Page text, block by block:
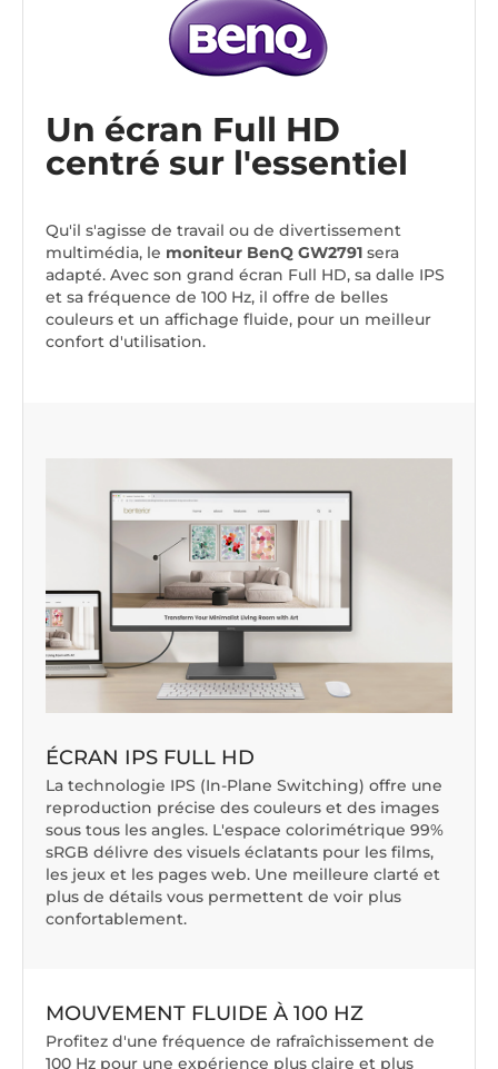
Un écran Full HD
centré sur l'essentiel
Qu'il s'agisse de travail ou de divertissement
multimédia, le moniteur BenQ GW2791 sera
adapté. Avec son grand écran Full HD, sa dalle IPS
et sa fréquence de 100 Hz, il offre de belles
couleurs et un affichage fluide, pour un meilleur
confort d'utilisation.
ÉCRAN IPS FULL HD
La technologie IPS (In-Plane Switching) offre une
reproduction précise des couleurs et des images
sous tous les angles. L'espace colorimétrique 99%
sRGB délivre des visuels éclatants pour les films,
les jeux et les pages web. Une meilleure clarté et
plus de détails vous permettent de voir plus
confortablement.
MOUVEMENT FLUIDE À 100 HZ
Profitez d'une fréquence de rafraîchissement de
100 Hz pour une expérience plus claire et plus